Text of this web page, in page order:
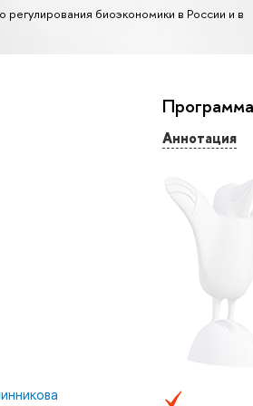
биоэкономики в России и в
Аннотация